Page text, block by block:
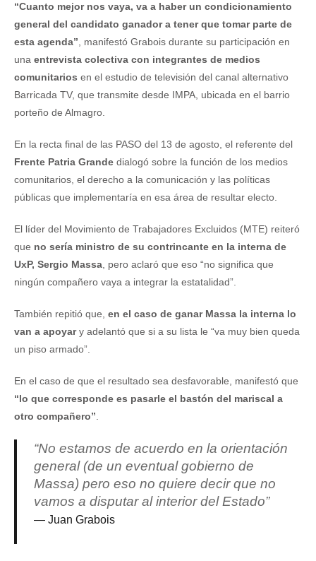
“Cuanto mejor nos vaya, va a haber un condicionamiento
general del candidato ganador a tener que tomar parte de
esta agenda” , manifestó Grabois durante su participación en
una entrevista colectiva con integrantes de medios
comunitarios en el estudio de televisión del canal alternativo
Barricada TV, que transmite desde IMPA, ubicada en el barrio
porteño de Almagro.
En la recta final de las PASO del 13 de agosto, el referente del
Frente Patria Grande dialogó sobre la función de los medios
comunitarios, el derecho a la comunicación y las políticas
públicas que implementaría en esa área de resultar electo.
El líder del Movimiento de Trabajadores Excluidos (MTE) reiteró
que no sería ministro de su contrincante en la interna de
UxP, Sergio Massa , pero aclaró que eso “no significa que
ningún compañero vaya a integrar la estatalidad”.
También repitió que, en el caso de ganar Massa la interna lo
van a apoyary adelantó que si a su lista le “va muy bien queda
un piso armado”.
En el caso de que el resultado sea desfavorable, manifestó que
“lo que corresponde es pasarle el bastón del mariscal a
otro compañero”
“No estamos de acuerdo en la orientación
general (de un eventual gobierno de
Massa) pero eso no quiere decir que no
vamos a disputar al interior del Estado”
Juan Grabois